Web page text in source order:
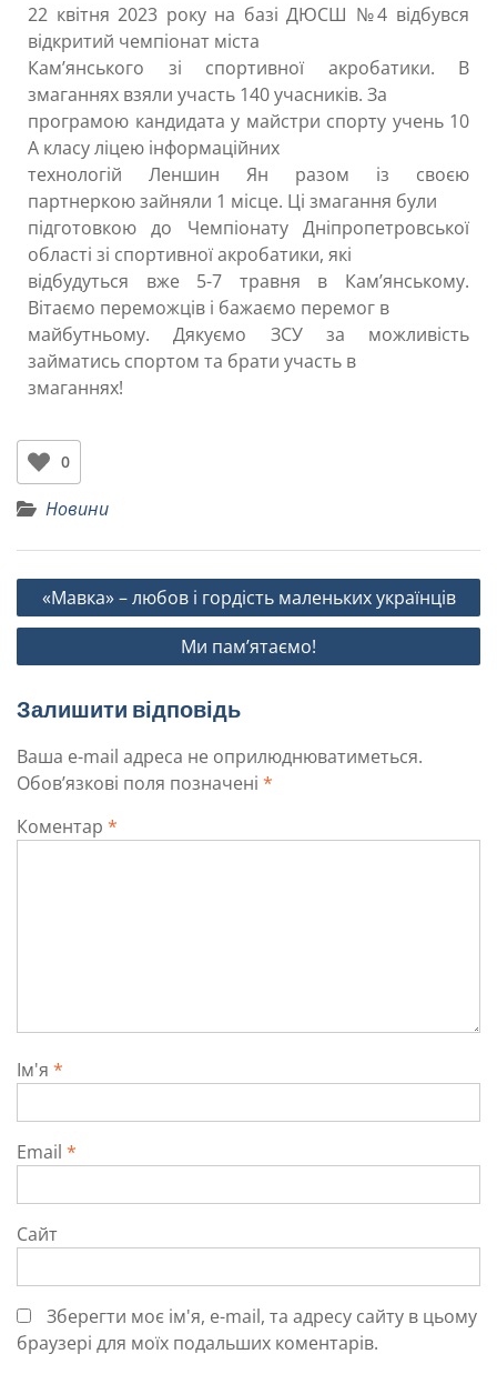
22 квітня 2023 року на базі ДЮСШ №4 відбувся
відкритий чемпіонат міста
Кам’янського зі спортивної акробатики. В
змаганнях взяли участь 140 учасників. За
програмою кандидата у майстри спорту учень 10
А класу ліцею інформаційних
технологій Леншин Ян разом із своєю
партнеркою зайняли 1 місце. Ці змагання були
підготовкою до Чемпіонату Дніпропетровської
області зі спортивної акробатики, які
відбудуться вже 5-7 травня в Кам’янському.
Вітаємо переможців і бажаємо перемог в
майбутньому. Дякуємо ЗСУ за можливість
займатись спортом та брати участь в
змаганнях!
0
Новини
«Мавка» – любов і гордість маленьких українців
Ми пам’ятаємо!
Залишити відповідь
Ваша e-mail адреса не оприлюднюватиметься.
Обов’язкові поля позначені *
Коментар *
Ім'я *
Email *
Сайт
Зберегти моє ім'я, e-mail, та адресу сайту в цьому
браузері для моїх подальших коментарів.